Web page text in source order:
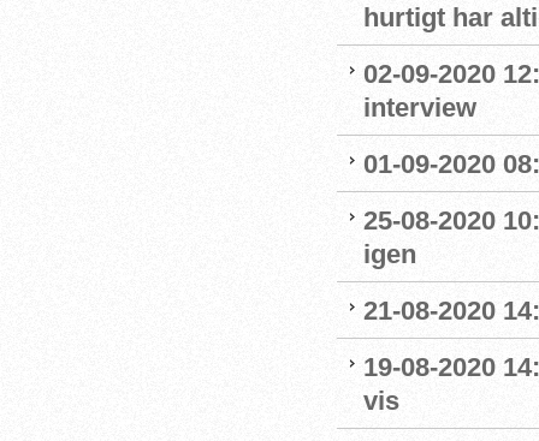
hurtigt har
02-09-2020
interview
01-09-2020
25-08-2020
igen
21-08-2020
19-08-2020
vis